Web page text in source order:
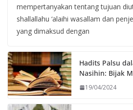
mempertanyakan tentang tujuan
shallallahu ‘alaihi wasallam dan
yang dimaksud dengan
Hadits Palsu
Nasihin: Bijak
19/04/2024